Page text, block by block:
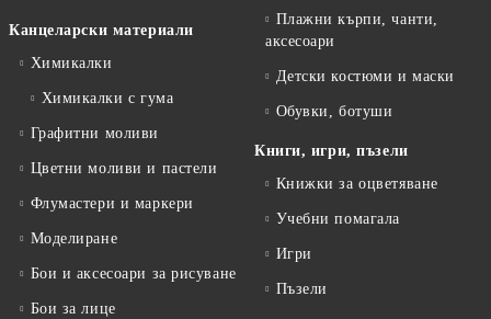
Канцеларски материали
Химикалки
Химикалки с гума
Графитни моливи
Цветни моливи и пастели
Флумастери и маркери
Моделиране
Бои и аксесоари за рисуване
Бои за лице
Плажни кърпи, чанти,
аксесоари
Детски костюми и маски
Обувки, ботуши
Книги, игри, пъзели
Книжки за оцветяване
Учебни помагала
Игри
Пъзели